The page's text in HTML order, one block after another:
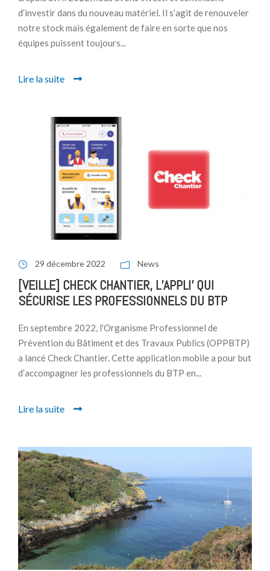
d’investir dans du nouveau matériel. Il s’agit de renouveler
notre stock mais également de faire en sorte que nos
équipes puissent toujours...
Lire la suite
29 décembre 2022 News
[VEILLE] CHECK CHANTIER, L’APPLI’ QUI
SÉCURISE LES PROFESSIONNELS DU BTP
En septembre 2022, l’Organisme Professionnel de
Prévention du Bâtiment et des Travaux Publics (OPPBTP)
a lancé Check Chantier. Cette application mobile a pour but
d’accompagner les professionnels du BTP en...
Lire la suite